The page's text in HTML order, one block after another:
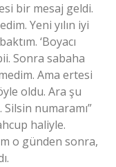
bir mesaj geldi.
Yeni yılın iyi
‘Boyacı
Sonra sabaha
Ama ertesi
oldu. Ara şu
numaramı”
haliyle.
o günden sonra,